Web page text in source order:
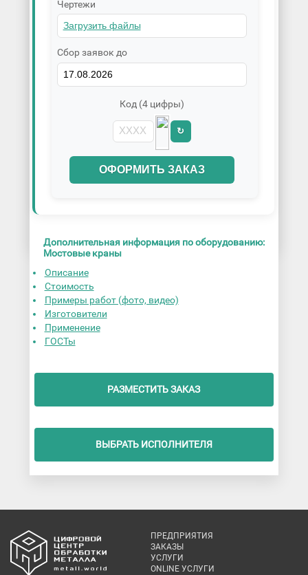
Чертежи
Сбор заявок до
Код (4 цифры)
↻
ОФОРМИТЬ ЗАКАЗ
Дополнительная информация по оборудованию:
Мостовые краны
Описание
Стоимость
Примеры работ (фото, видео)
Изготовители
Применение
ГОСТы
РАЗМЕСТИТЬ ЗАКАЗ
ВЫБРАТЬ ИСПОЛНИТЕЛЯ
ПРЕДПРИЯТИЯ
ЗАКАЗЫ
УСЛУГИ
ONLINE УСЛУГИ